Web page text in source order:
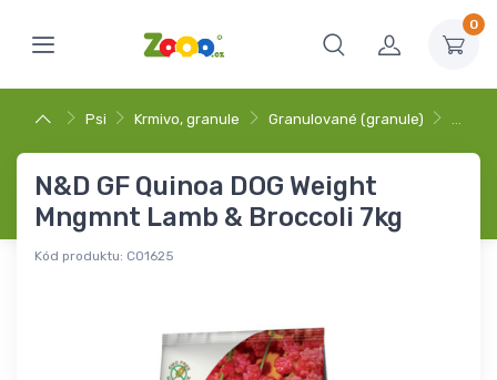
0
Psi Krmivo, granule Granulované (granule) …
N&D GF Quinoa DOG Weight
Mngmnt Lamb & Broccoli 7kg
Kód produktu: C01625